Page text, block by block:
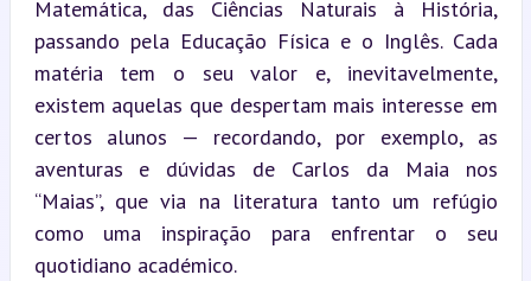
Matemática, das Ciências Naturais à História,
passando pela Educação Física e o Inglês. Cada
matéria tem o seu valor e, inevitavelmente,
existem aquelas que despertam mais interesse em
certos alunos — recordando, por exemplo, as
aventuras e dúvidas de Carlos da Maia nos
“Maias”, que via na literatura tanto um refúgio
como uma inspiração para enfrentar o seu
quotidiano académico.